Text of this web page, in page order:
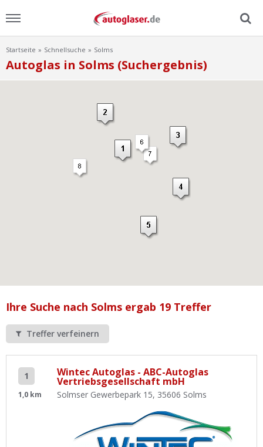
Home
Scheibensuche
Werkstatt Login
Startseite Schnellsuche Solms
Autoglas in Solms (Suchergebnis)
Ihre Suche nach Solms ergab 19 Treffer
Treffer verfeinern
1
1,0 km
Wintec Autoglas - ABC-Autoglas
Vertriebsgesellschaft mbH
Solmser Gewerbepark 15, 35606 Solms